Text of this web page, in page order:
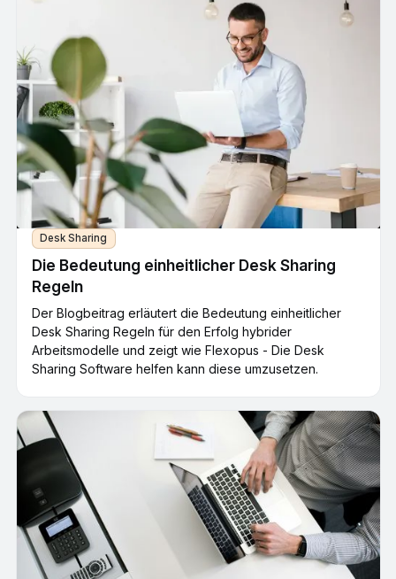
Desk Sharing
Die Bedeutung einheitlicher Desk Sharing
Regeln
Der Blogbeitrag erläutert die Bedeutung einheitlicher
Desk Sharing Regeln für den Erfolg hybrider
Arbeitsmodelle und zeigt wie Flexopus - Die Desk
Sharing Software helfen kann diese umzusetzen.